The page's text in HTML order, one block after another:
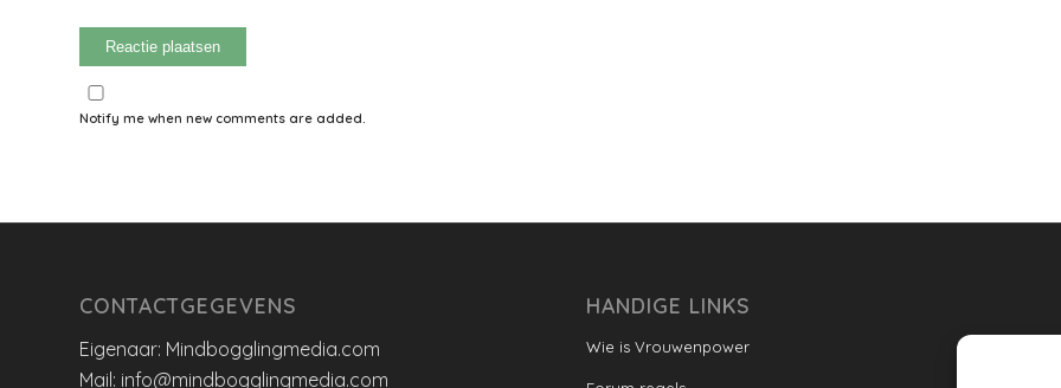
Notify me when new comments are added.
CONTACTGEGEVENS
Eigenaar: Mindbogglingmedia.com
Mail: info@mindbogglingmedia.com
HANDIGE LINKS
Wie is Vrouwenpower